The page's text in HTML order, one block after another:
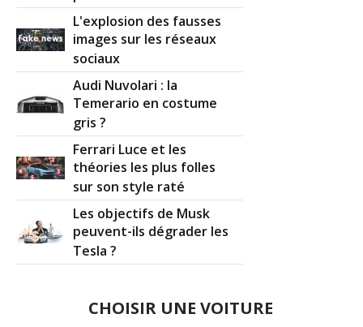
L'explosion des fausses
images sur les réseaux
sociaux
Audi Nuvolari : la
Temerario en costume
gris ?
Ferrari Luce et les
théories les plus folles
sur son style raté
Les objectifs de Musk
peuvent-ils dégrader les
Tesla ?
CHOISIR UNE VOITURE